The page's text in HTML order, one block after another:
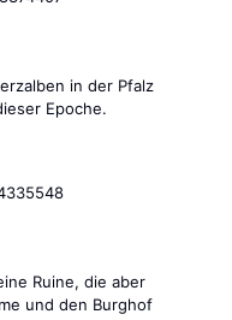
in der Pfalz
Epoche.
Ruine, die aber
und den Burghof